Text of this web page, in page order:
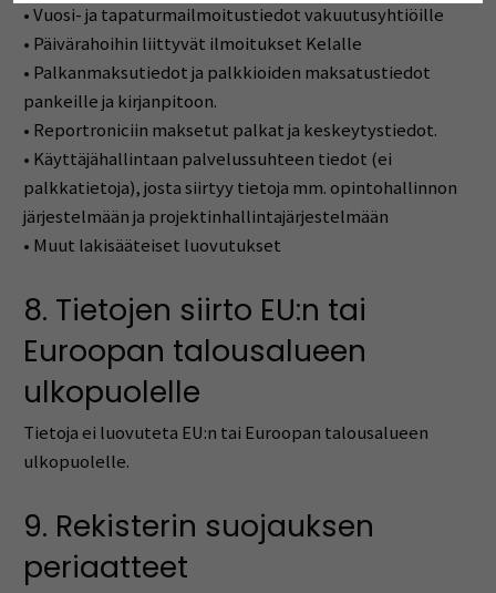
• Vuosi- ja tapaturmailmoitustiedot vakuutusyhtiöille
• Päivärahoihin liittyvät ilmoitukset Kelalle
• Palkanmaksutiedot ja palkkioiden maksatustiedot
pankeille ja kirjanpitoon.
• Reportroniciin maksetut palkat ja keskeytystiedot.
• Käyttäjähallintaan palvelussuhteen tiedot (ei
palkkatietoja), josta siirtyy tietoja mm. opintohallinnon
järjestelmään ja projektinhallintajärjestelmään
• Muut lakisääteiset luovutukset
8. Tietojen siirto EU:n tai
Euroopan talousalueen
ulkopuolelle
Tietoja ei luovuteta EU:n tai Euroopan talousalueen
ulkopuolelle.
9. Rekisterin suojauksen
periaatteet